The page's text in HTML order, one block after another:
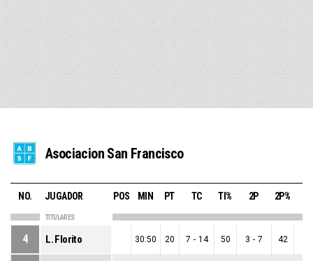
Asociacion San Francisco
NO. JUGADOR POS MIN PT TC TI% 2P 2P%
TITULARES
4 L. Florito 30:50 20 7 - 14 50 3 - 7 42